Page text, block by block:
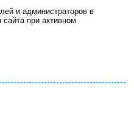
и администраторов в
при активном